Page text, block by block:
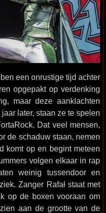
een onrustige tijd achter
opgepakt op verdenking
maar deze aanklachten
later, staan ze te spelen
Dat veel mensen,
de schaduw staan, nemen
komt op en begint meteen
volgen elkaar in rap
weinig tussendoor en
Zanger Rafał staat met
op de boxen vooraan om
aan de grootte van de